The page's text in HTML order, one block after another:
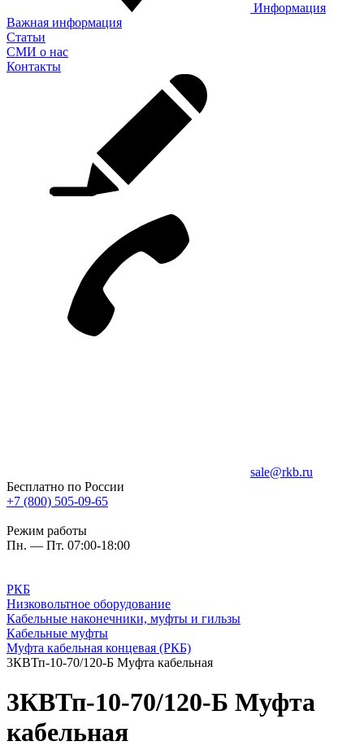
Информация
Важная информация
Статьи
СМИ о нас
Контакты
sale@rkb.ru
Бесплатно по России
+7 (800) 505-09-65
Режим работы
Пн. — Пт. 07:00-18:00
РКБ
Низковольтное оборудование
Кабельные наконечники, муфты и гильзы
Кабельные муфты
Муфта кабельная концевая (РКБ)
3КВТп-10-70/120-Б Муфта кабельная
3КВТп-10-70/120-Б Муфта
кабельная